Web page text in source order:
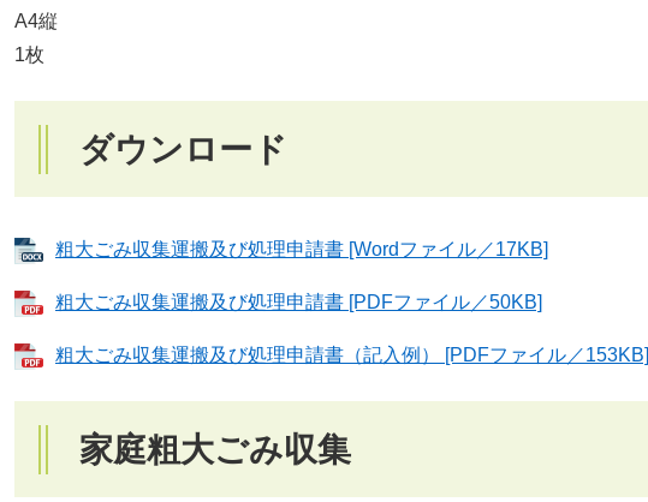
A4縦
1枚
ダウンロード
粗大ごみ収集運搬及び処理申請書 [Wordファイル／17KB]
粗大ごみ収集運搬及び処理申請書 [PDFファイル／50KB]
粗大ごみ収集運搬及び処理申請書（記入例） [PDFファイル／153KB]
家庭粗大ごみ収集